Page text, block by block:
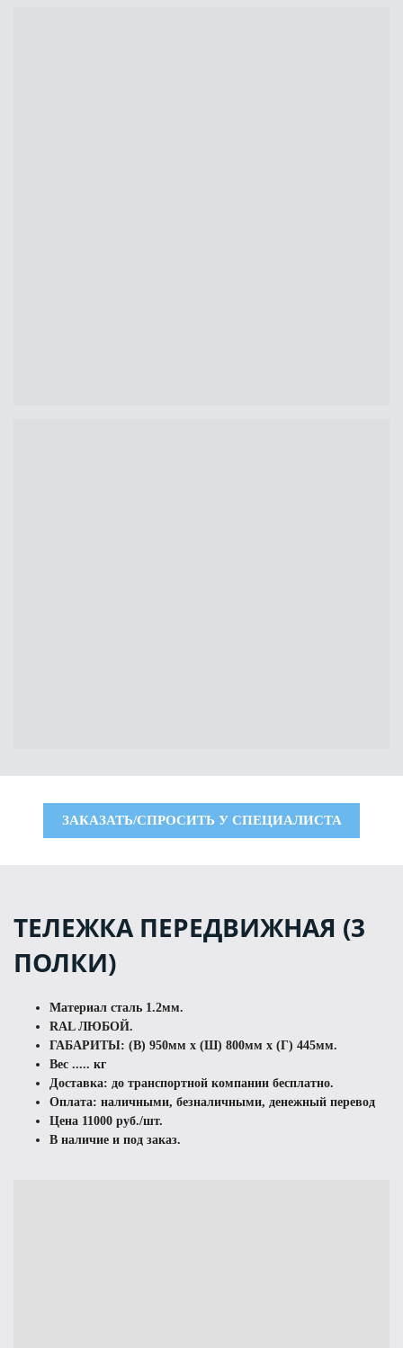
ЗАКАЗАТЬ/СПРОСИТЬ У СПЕЦИАЛИСТА
ТЕЛЕЖКА ПЕРЕДВИЖНАЯ (3
ПОЛКИ)
Материал сталь 1.2мм.
RAL ЛЮБОЙ.
ГАБАРИТЫ: (В) 950мм х (Ш) 800мм х (Г) 445мм.
Вес ..... кг
Доставка: до транспортной компании бесплатно.
Оплата: наличными, безналичными, денежный перевод
Цена 11000 руб./шт.
В наличие и под заказ.